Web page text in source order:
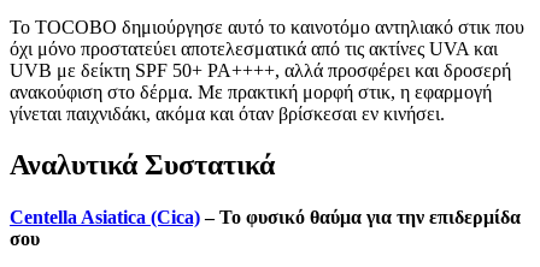
Το TOCOBO δημιούργησε αυτό το καινοτόμο αντηλιακό στικ που
όχι μόνο προστατεύει αποτελεσματικά από τις ακτίνες UVA και
UVB με δείκτη SPF 50+ PA++++, αλλά προσφέρει και δροσερή
ανακούφιση στο δέρμα. Με πρακτική μορφή στικ, η εφαρμογή
γίνεται παιχνιδάκι, ακόμα και όταν βρίσκεσαι εν κινήσει.
Αναλυτικά Συστατικά
Centella Asiatica (Cica)– Το φυσικό θαύμα για την επιδερμίδα
σου